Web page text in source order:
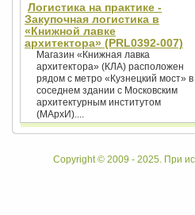
Логистика на практике -
Закупочная логистика в
«Книжной лавке
архитектора» (PRL0392-007)
Магазин «Книжная лавка
архитектора» (КЛА) расположен
рядом с метро «Кузнецкий мост» в
соседнем здании с Московским
архитектурным институтом
(МАрхИ)....
Copyright © 2009 - 2025. При